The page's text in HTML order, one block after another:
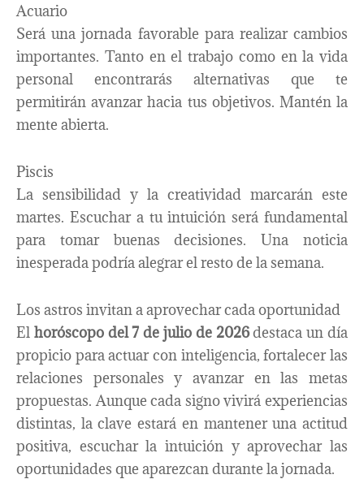
Acuario
Será una jornada favorable para realizar cambios
importantes. Tanto en el trabajo como en la vida
personal encontrarás alternativas que te
permitirán avanzar hacia tus objetivos. Mantén la
mente abierta.
Piscis
La sensibilidad y la creatividad marcarán este
martes. Escuchar a tu intuición será fundamental
para tomar buenas decisiones. Una noticia
inesperada podría alegrar el resto de la semana.
Los astros invitan a aprovechar cada oportunidad
El horóscopo del 7 de julio de 2026destaca un día
propicio para actuar con inteligencia, fortalecer las
relaciones personales y avanzar en las metas
propuestas. Aunque cada signo vivirá experiencias
distintas, la clave estará en mantener una actitud
positiva, escuchar la intuición y aprovechar las
oportunidades que aparezcan durante la jornada.